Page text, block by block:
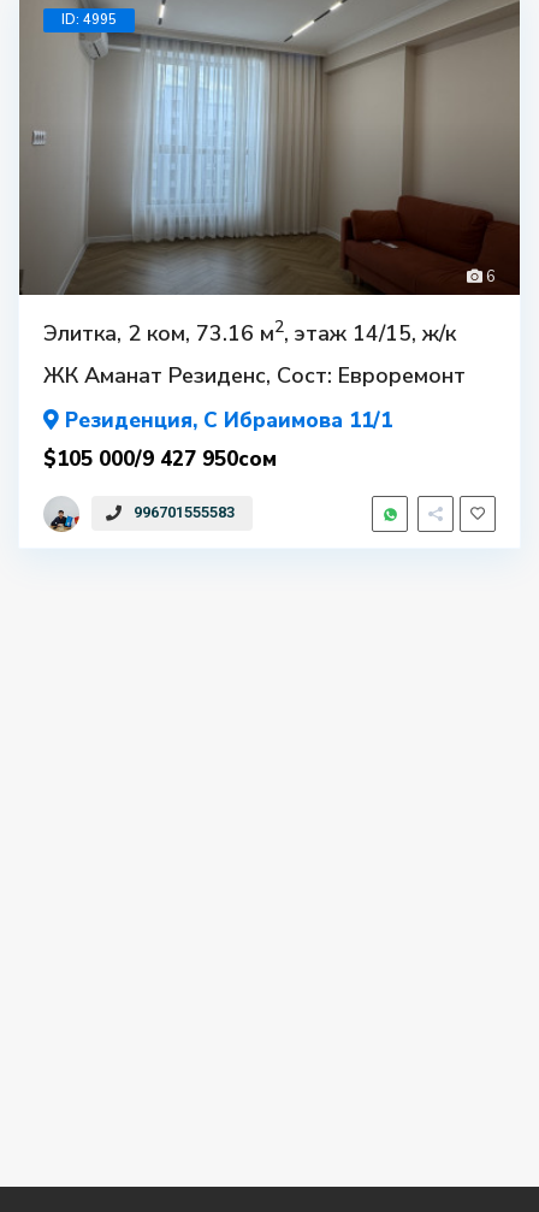
6
ID: 4995
Элитка, 2 ком, 73.16 м2, этаж 14/15, ж/к
ЖК Аманат Резиденс, Сост: Евроремонт
Резиденция, С Ибраимова 11/1
$105 000/9 427 950сом
996701555583